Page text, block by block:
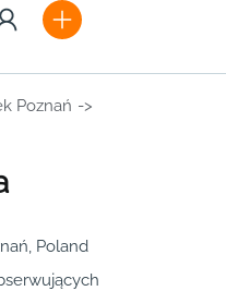
Poznań ->
Poland